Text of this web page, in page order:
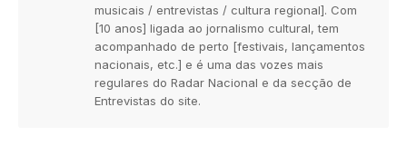
musicais / entrevistas / cultura regional]. Com
[10 anos] ligada ao jornalismo cultural, tem
acompanhado de perto [festivais, lançamentos
nacionais, etc.] e é uma das vozes mais
regulares do Radar Nacional e da secção de
Entrevistas do site.